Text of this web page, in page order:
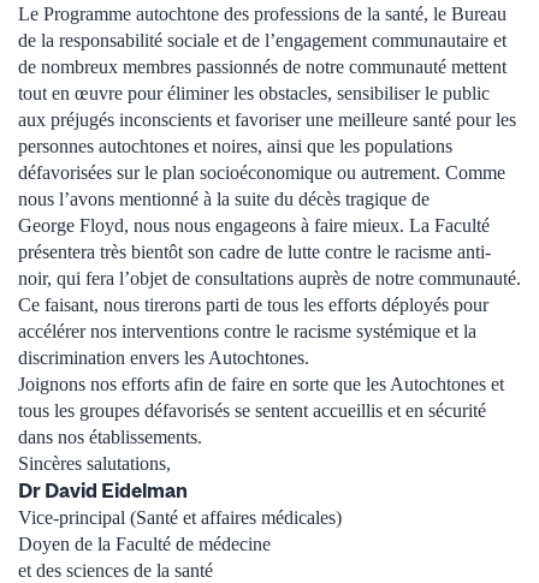
Le Programme autochtone des professions de la santé, le Bureau
de la responsabilité sociale et de l’engagement communautaire et
de nombreux membres passionnés de notre communauté mettent
tout en œuvre pour éliminer les obstacles, sensibiliser le public
aux préjugés inconscients et favoriser une meilleure santé pour les
personnes autochtones et noires, ainsi que les populations
défavorisées sur le plan socioéconomique ou autrement. Comme
nous l’avons mentionné à la suite du décès tragique de
George Floyd, nous nous engageons à faire mieux. La Faculté
présentera très bientôt son cadre de lutte contre le racisme anti-
noir, qui fera l’objet de consultations auprès de notre communauté.
Ce faisant, nous tirerons parti de tous les efforts déployés pour
accélérer nos interventions contre le racisme systémique et la
discrimination envers les Autochtones.
Joignons nos efforts afin de faire en sorte que les Autochtones et
tous les groupes défavorisés se sentent accueillis et en sécurité
dans nos établissements.
Sincères salutations,
Dr David Eidelman
Vice-principal (Santé et affaires médicales)
Doyen de la Faculté de médecine
et des sciences de la santé